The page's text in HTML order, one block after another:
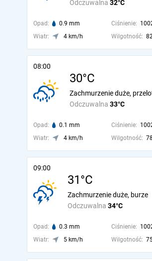
Odczuwalna 32°C
Opad: 0.9 mm Ciśnienie:
Wiatr:
4 km/h Wilgotność:
08:00
30°C
Odczuwalna 33°C
Zachmurzenie duże,
Opad: 0.1 mm Ciśnienie:
Wiatr:
4 km/h Wilgotność:
09:00
31°C
Odczuwalna 34°C
Zachmurzenie duże, burze
Opad: 0.3 mm Ciśnienie:
Wiatr:
5 km/h Wilgotność: